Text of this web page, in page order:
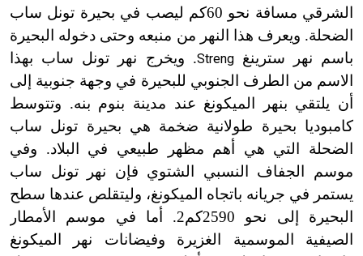
الشرقي مسافة نحو 60كم ليصب في بحيرة تونل ساب
الضحلة. ويعرف هذا النهر من منبعه وحتى دخوله البحيرة
باسم نهر سترينغStreng. ويخرج نهر تونل ساب بهذا
الاسم من الطرف الجنوبي للبحيرة في وجهة جنوبية إلى
أن يلتقي بنهر الميكونغ عند مدينة بنوم بنه. وتتوسط
كامبوديا بحيرة طولانية ضخمة هي بحيرة تونل ساب
الضحلة التي هي أهم مظهر طبيعي في البلاد. وفي
موسم الجفاف النسبي الشتوي فإن نهر تونل ساب
يستمر في جريانه باتجاه الميكونغ، وليتقلص عندها سطح
البحيرة إلى نحو 2590كم2. أما في موسم الأمطار
الصيفية الموسمية الغزيرة وفيضانات نهر الميكونغ